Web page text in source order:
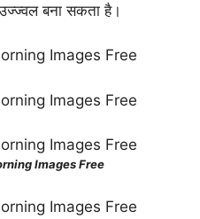
बना सकता है।
Images Free